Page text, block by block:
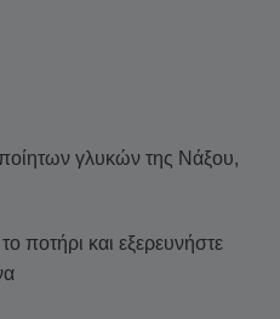
γλυκών της Νάξου,
ποτήρι και εξερευνήστε